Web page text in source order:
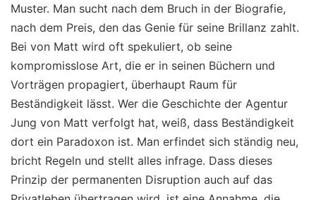
Muster. Man sucht nach dem Bruch in der Biografie,
nach dem Preis, den das Genie für seine Brillanz zahlt.
Bei von Matt wird oft spekuliert, ob seine
kompromisslose Art, die er in seinen Büchern und
Vorträgen propagiert, überhaupt Raum für
Beständigkeit lässt. Wer die Geschichte der Agentur
Jung von Matt verfolgt hat, weiß, dass Beständigkeit
dort ein Paradoxon ist. Man erfindet sich ständig neu,
bricht Regeln und stellt alles infrage. Dass dieses
Prinzip der permanenten Disruption auch auf das